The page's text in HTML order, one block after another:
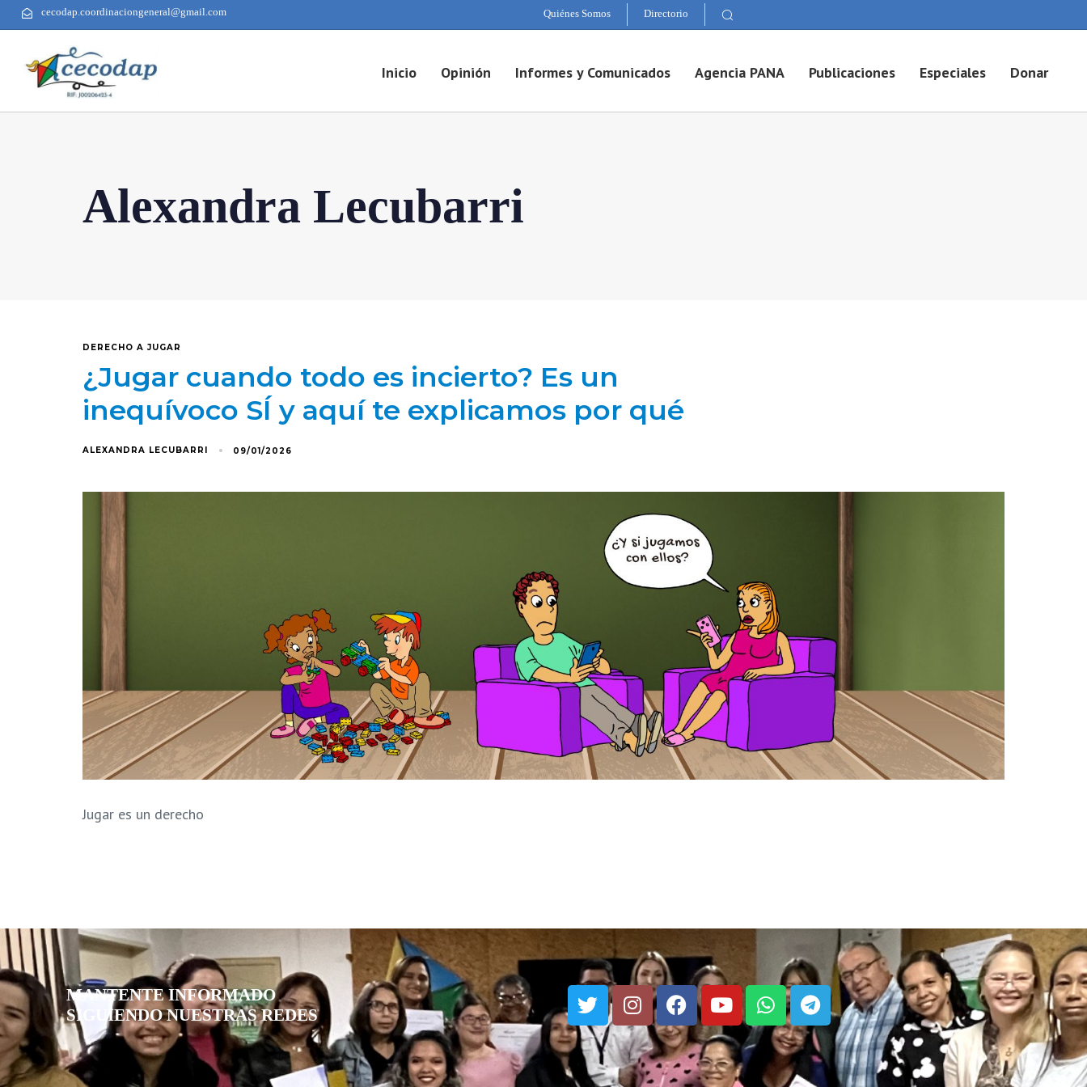
cecodap.coordinaciongeneral@gmail.com Quiénes Somos Directorio
Inicio Opinión Informes y Comunicados Agencia PANA Publicaciones Especiales Donar
Alexandra Lecubarri
DERECHO A JUGAR
¿Jugar cuando todo es incierto? Es un
inequívoco SÍ y aquí te explicamos por qué
ALEXANDRA LECUBARRI 09/01/2026
Jugar es un derecho
MANTENTE INFORMADO
SIGUIENDO NUESTRAS REDES